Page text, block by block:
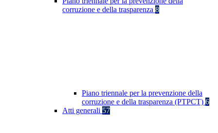
corruzione e della trasparenza 8
Piano triennale per la prevenzione della
corruzione e della trasparenza (PTPCT) 6
Atti generali 57